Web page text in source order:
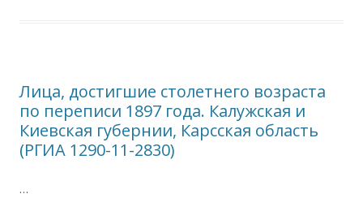
Лица, достигшие столетнего возраста
по переписи 1897 года. Калужская и
Киевская губернии, Карсская область
(РГИА 1290-11-2830)
…